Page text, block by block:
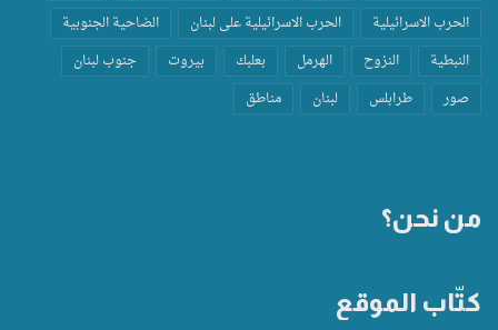
الحرب الاسرائيلية
الحرب الاسرائيلية على لبنان
الضاحية الجنوبية
النبطية
النزوح الهرمل بعلبك بيروت
جنوب لبنان
صور
طرابلس لبنان مناطق
من نحن؟
كتّاب الموقع